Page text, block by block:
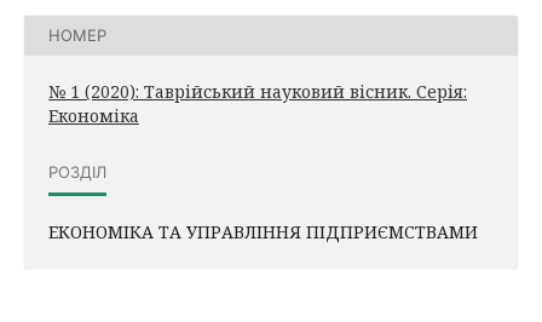
НОМЕР
№ 1 (2020): Таврійський науковий вісник. Серія:
Економіка
РОЗДІЛ
ЕКОНОМІКА ТА УПРАВЛІННЯ ПІДПРИЄМСТВАМИ